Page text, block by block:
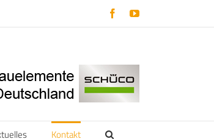
FacebookYouTube
Kontakt